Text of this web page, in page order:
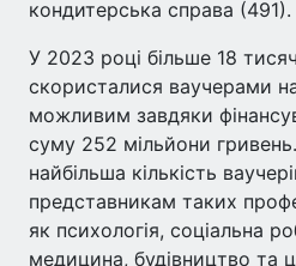
кондитерська справа (491).
У 2023 році більше 18
скористалися ваучерами
можливим завдяки
суму 252 мільйони
найбільша кількість
представникам таких
як психологія, соціальна
медицина, будівництво та